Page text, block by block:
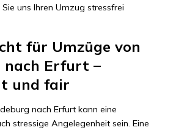
uns Ihren Umzug stressfrei
für Umzüge von
nach Erfurt –
und fair
nach Erfurt kann eine
stressige Angelegenheit sein. Eine